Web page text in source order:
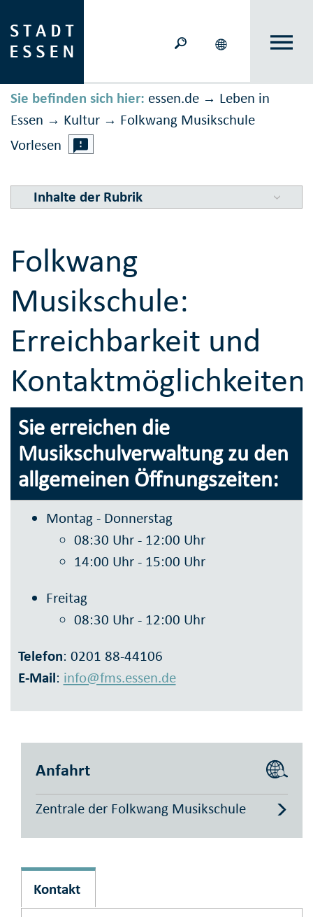
Sie befinden sich hier: essen.de → Leben in
Essen → Kultur → Folkwang Musikschule
Vorlesen
Inhalte der Rubrik
Folkwang
Musikschule:
Erreichbarkeit und
Kontaktmöglichkeiten
Sie erreichen die
Musikschulverwaltung zu den
allgemeinen Öffnungszeiten:
Montag - Donnerstag
08:30 Uhr - 12:00 Uhr
14:00 Uhr - 15:00 Uhr
Freitag
08:30 Uhr - 12:00 Uhr
Telefon: 0201 88-44106
E-Mail: info@fms.essen.de
Anfahrt
Zentrale der Folkwang Musikschule
Kontakt